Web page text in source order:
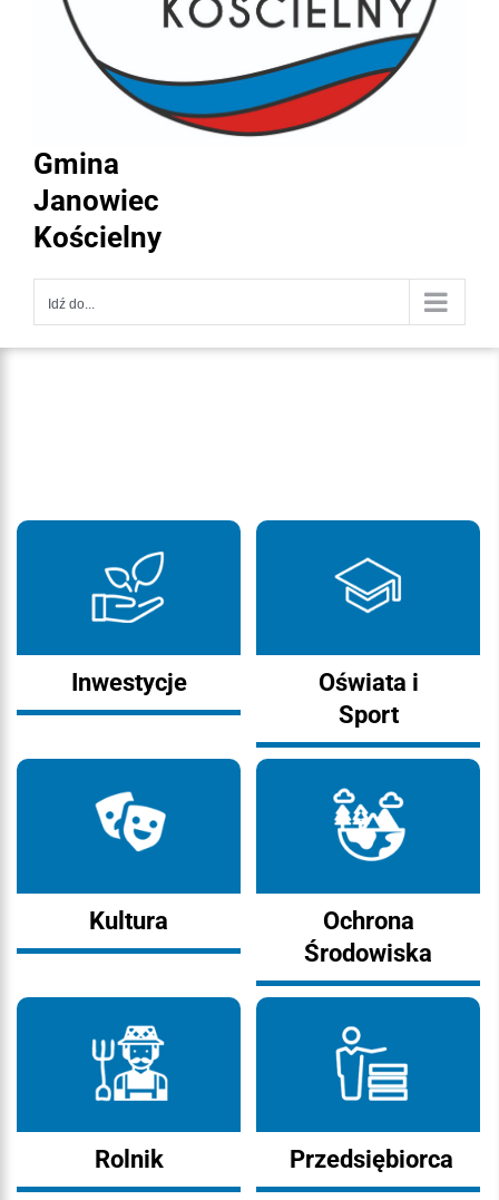
Gmina
Janowiec
Kościelny
Idź do...
Inwestycje
Oświata i
Sport
Kultura
Ochrona
Środowiska
Rolnik Przedsiębiorca